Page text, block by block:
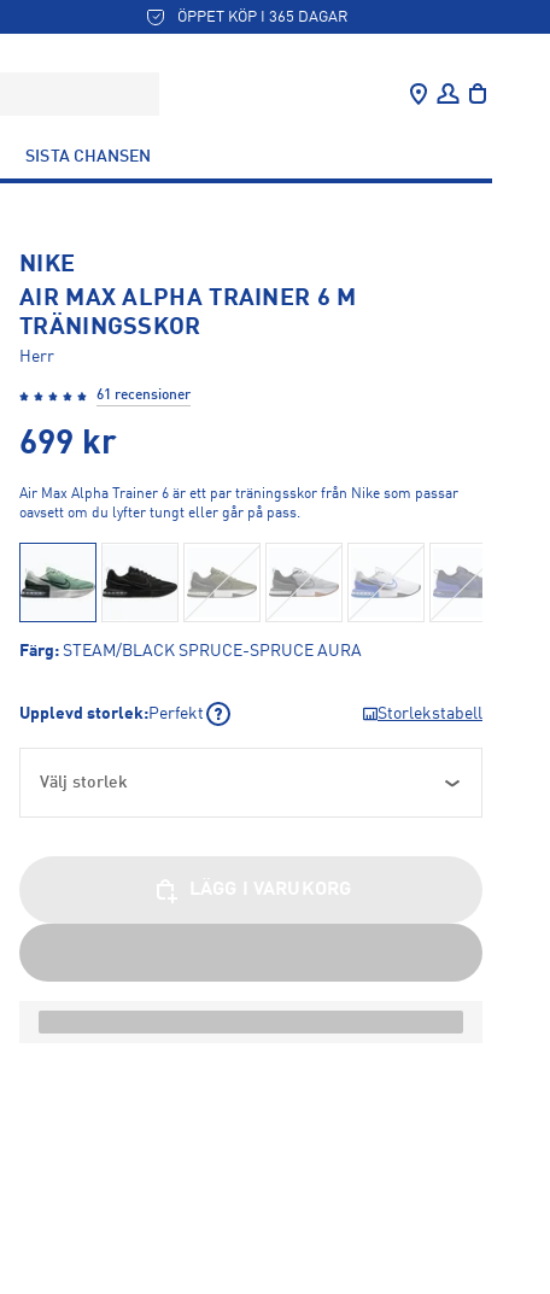
ÖPPET KÖP I 365 DAGAR
SISTA CHANSEN
NIKE
AIR MAX ALPHA TRAINER 6 M
TRÄNINGSSKOR
Herr
61 recensioner
699 kr
Air Max Alpha Trainer 6 är ett par träningsskor från Nike som passar
oavsett om du lyfter tungt eller går på pass.
Färg: STEAM/BLACK SPRUCE-SPRUCE AURA
Upplevd storlek:Perfekt Storlekstabell
Välj storlek